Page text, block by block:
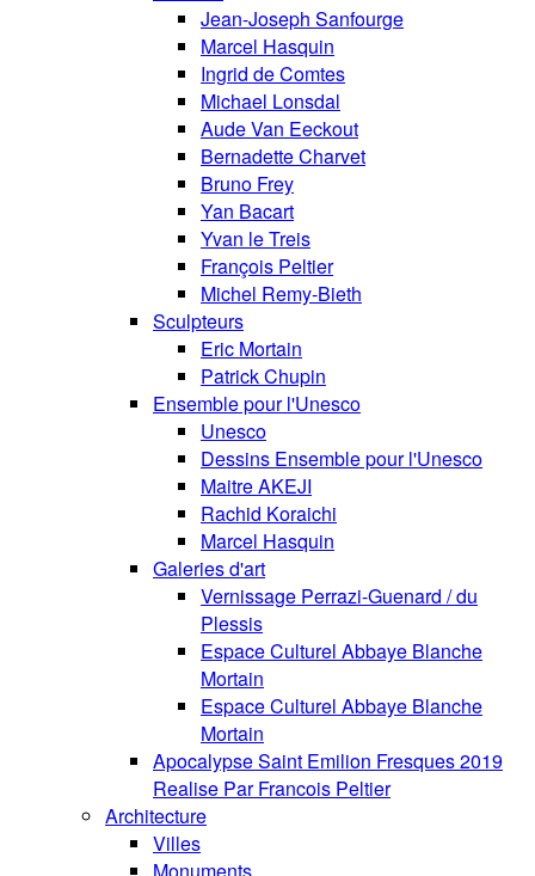
Jean-Joseph Sanfourge
Marcel Hasquin
Ingrid de Comtes
Michael Lonsdal
Aude Van Eeckout
Bernadette Charvet
Bruno Frey
Yan Bacart
Yvan le Treis
François Peltier
Michel Remy-Bieth
Sculpteurs
Eric Mortain
Patrick Chupin
Ensemble pour l'Unesco
Unesco
Dessins Ensemble pour l'Unesco
Maitre AKEJI
Rachid Koraichi
Marcel Hasquin
Galeries d'art
Vernissage Perrazi-Guenard / du
Plessis
Espace Culturel Abbaye Blanche
Mortain
Espace Culturel Abbaye Blanche
Mortain
Apocalypse Saint Emilion Fresques 2019
Realise Par Francois Peltier
Architecture
Villes